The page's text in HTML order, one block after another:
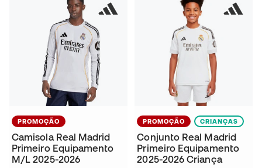
PROMOÇÃO
Camisola Real Madrid
Primeiro Equipamento
M/L 2025-2026
PROMOÇÃO CRIANÇAS
Conjunto Real Madrid
Primeiro Equipamento
2025-2026 Criança